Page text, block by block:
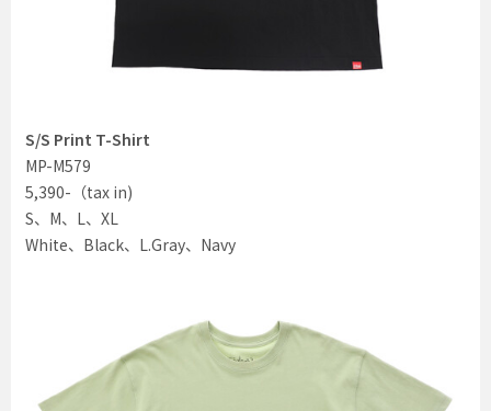
S/S Print T-Shirt
MP-M579
5,390-（tax in)
S、M、L、XL
White、Black、L.Gray、Navy